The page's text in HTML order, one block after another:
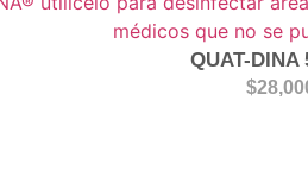
QUAT-DINA
$